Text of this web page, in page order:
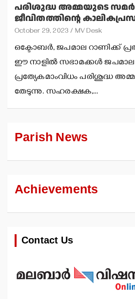
പരിശുദ്ധ അമ്മയുടെ
ജീവിതത്തിന്റെ
October 29, 2023 MV Desk
ഒക്ടോബര്‍, ജപമാല റാണിക്ക്
ഈ നാളില്‍ സഭാമക്കള്‍ ജപമാല
പ്രത്യേകമാംവിധം പരിശുദ്ധ
തേടുന്നു. സഹരക്ഷക,…
Parish News
Achievements
Contact Us